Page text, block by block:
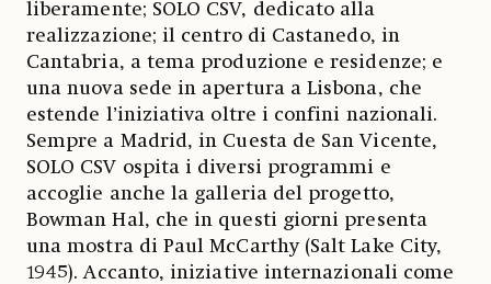
liberamente; SOLO CSV, dedicato alla
realizzazione; il centro di Castanedo, in
Cantabria, a tema produzione e residenze; e
una nuova sede in apertura a Lisbona, che
estende l’iniziativa oltre i confini nazionali.
Sempre a Madrid, in Cuesta de San Vicente,
SOLO CSV ospita i diversi programmi e
accoglie anche la galleria del progetto,
Bowman Hal, che in questi giorni presenta
una mostra di Paul McCarthy (Salt Lake City,
1945). Accanto, iniziative internazionali come